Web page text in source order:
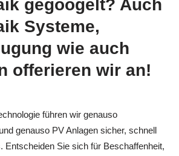
gegoogelt? Auch
Systeme,
wie auch
offerieren wir an!
führen wir genauso
genauso PV Anlagen sicher, schnell
Entscheiden Sie sich für Beschaffenheit,